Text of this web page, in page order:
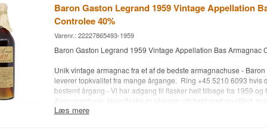
medlem her.
Alc. styrke: 40 %
70 cl.
for 1 uge.
Baron Gaston Legrand 1959 Vintage Appellation
Controlee 40%
Varenr.: 22227865493-1959
Baron Gaston Legrand 1959 Vintage Appellation Bas Armagnac
Unik vintage armagnac fra et af de bedste armagnachuse -
leverer topkvalitet fra mange årgange. Ring +45 5210 6093 hvis
bestemt årgang - Vi har adgang til flasker helt tilbage fra 1959 og
Armagnachuse. Hver flaske er således udstyret med en etiket,
årgang og oplysning om aftapningsdato. Ekstra prop + flot
Læs mere